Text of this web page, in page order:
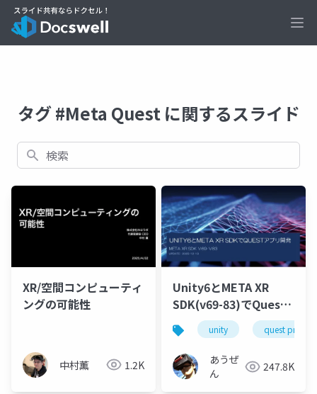
タグ #Meta Quest に関するスライド
検索
XR/空間コンピューティ
ングの可能性
中村薫 1.2K
Unity6とMETA XR
SDK(v69-83)でQuest
アプリ開発
unity quest pro
あうぜ
ん
247.8K